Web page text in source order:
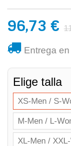
96,73 €
Entrega
Elige talla
XS-Men / S-
M-Men / L-
XL-Men /